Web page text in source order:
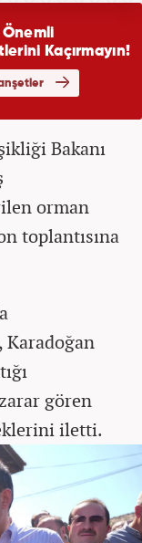
Bakanı
orman
toplantısına
gören
iletti.